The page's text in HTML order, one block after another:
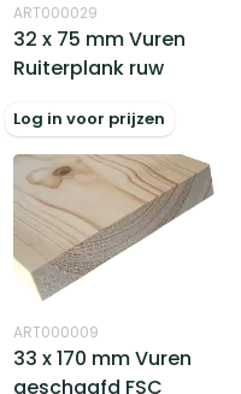
ART000029
32 x 75 mm Vuren
Ruiterplank ruw
Log in voor prijzen
ART000009
33 x 170 mm Vuren
geschaafd FSC